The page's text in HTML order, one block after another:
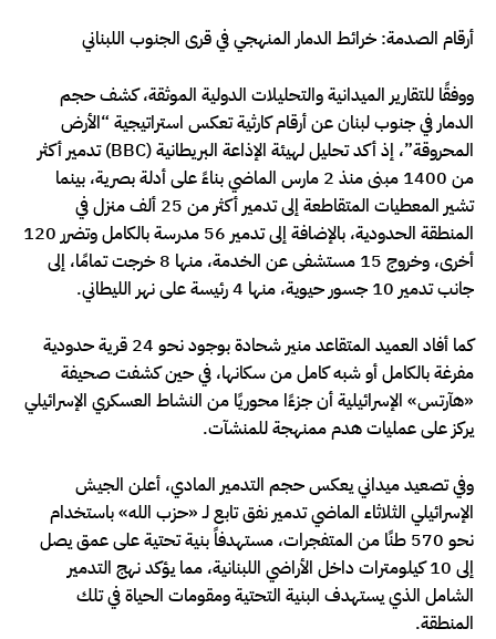
أرقام الصدمة: خرائط الدمار المنهجي في قرى الجنوب اللبناني
ووفقًا للتقارير الميدانية والتحليلات الدولية الموثقة، كشف حجم
الدمار في جنوب لبنان عن أرقام كارثية تعكس استراتيجية “الأرض
المحروقة”، إذ أكد تحليل لهيئة الإذاعة البريطانية (BBC) تدمير أكثر
من 1400 مبنى منذ 2 مارس الماضي بناءً على أدلة بصرية، بينما
تشير المعطيات المتقاطعة إلى تدمير أكثر من 25 ألف منزل في
المنطقة الحدودية، بالإضافة إلى تدمير 56 مدرسة بالكامل وتضرر 120
أخرى، وخروج 15 مستشفى عن الخدمة، منها 8 خرجت تمامًا، إلى
جانب تدمير 10 جسور حيوية، منها 4 رئيسة على نهر الليطاني.
كما أفاد العميد المتقاعد منير شحادة بوجود نحو 24 قرية حدودية
مفرغة بالكامل أو شبه كامل من سكانها، في حين كشفت صحيفة
«هآرتس» الإسرائيلية أن جزءًا محوريًا من النشاط العسكري الإسرائيلي
يركز على عمليات هدم ممنهجة للمنشآت.
وفي تصعيد ميداني يعكس حجم التدمير المادي، أعلن الجيش
الإسرائيلي الثلاثاء الماضي تدمير نفق تابع لـ «حزب الله» باستخدام
نحو 570 طنًا من المتفجرات، مستهدفاً بنية تحتية على عمق يصل
إلى 10 كيلومترات داخل الأراضي اللبنانية، مما يؤكد نهج التدمير
الشامل الذي يستهدف البنية التحتية ومقومات الحياة في تلك
المنطقة.